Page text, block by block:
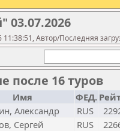
Автор/Последняя
после 16 туров
Имя ФЕД.
Александр RUS
Сергей RUS